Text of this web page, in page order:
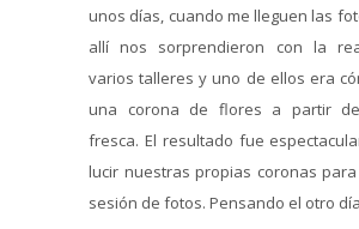
unos días, cuando me lleguen las
allí nos sorprendieron con la
varios talleres y uno de ellos era
una corona de flores a partir
fresca. El resultado fue
lucir nuestras propias coronas
sesión de fotos. Pensando el otro